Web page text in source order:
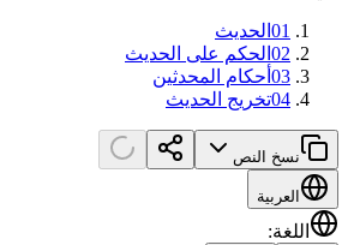
01 الحديث
02 الحكم على الحديث
03 أحكام المحدثين
04تخريج الحديث
نسخ النص
العربية
اللغة: